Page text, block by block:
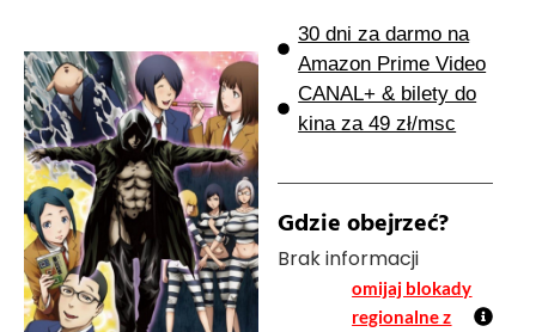
30 dni za darmo na
Amazon Prime Video
CANAL+ & bilety do
kina za 49 zł/msc
Gdzie obejrzeć?
Brak informacji
omijaj blokady
regionalne z